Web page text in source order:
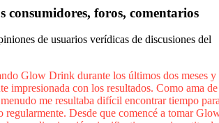
consumidores, foros, comentarios
de usuarios verídicas de discusiones del
Glow Drink durante los últimos dos meses y
impresionada con los resultados. Como ama de
me resultaba difícil encontrar tiempo
regularmente. Desde que comencé a tomar